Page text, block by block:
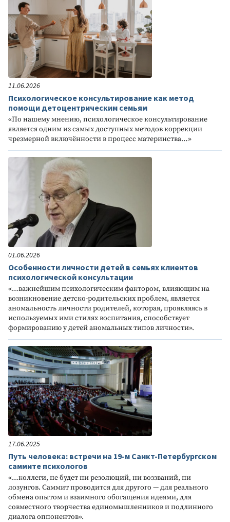
11.06.2026
Психологическое консультирование как метод
помощи детоцентрическим семьям
«По нашему мнению, психологическое консультирование
является одним из самых доступных методов коррекции
чрезмерной включённости в процесс материнства…»
01.06.2026
Особенности личности детей в семьях клиентов
психологической консультации
«…важнейшим психологическим фактором, влияющим на
возникновение детско-родительских проблем, является
аномальность личности родителей, которая, проявляясь в
используемых ими стилях воспитания, способствует
формированию у детей аномальных типов личности».
17.06.2025
Путь человека: встречи на 19-м Санкт-Петербургском
саммите психологов
«…коллеги, не будет ни резолюций, ни воззваний, ни
лозунгов. Саммит проводится для другого — для реального
обмена опытом и взаимного обогащения идеями, для
совместного творчества единомышленников и подлинного
диалога оппонентов».